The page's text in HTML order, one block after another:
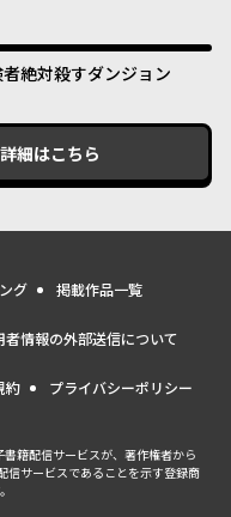
絶対殺すダンジョン
細はこちら
グ 掲載作品一覧
者情報の外部送信について
約 プライバシーポリシー
籍配信サービスが、著作権者から
信サービスであることを示す登録商